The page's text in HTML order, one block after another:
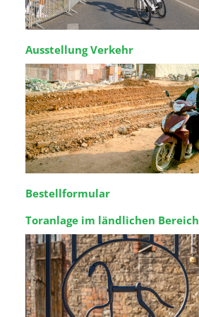
Ausstellung Verkehr
Bestellformular
Toranlage im ländlichen Bereich